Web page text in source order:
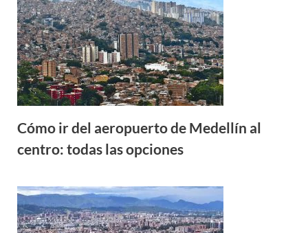
Cómo ir del aeropuerto de Medellín al
centro: todas las opciones